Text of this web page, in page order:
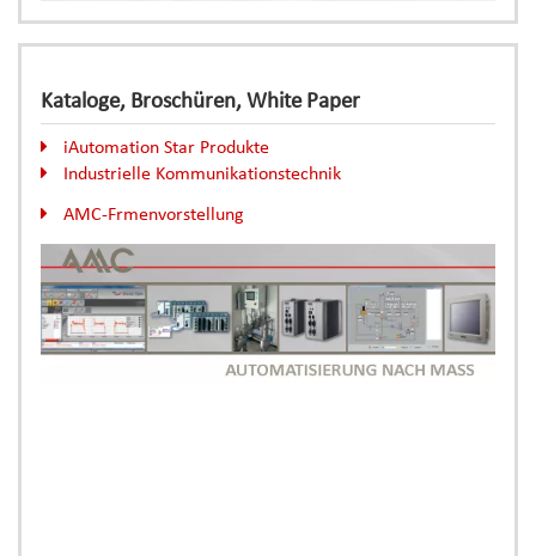
Kataloge, Broschüren, White Paper
iAutomation Star Produkte
Industrielle Kommunikationstechnik
AMC-Frmenvorstellung